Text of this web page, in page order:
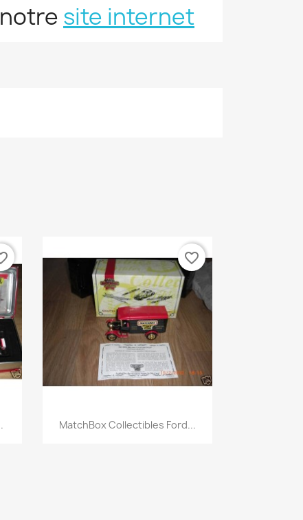
site internet
Aperçu rapide
MatchBox Collectibles Ford...
favorite_border